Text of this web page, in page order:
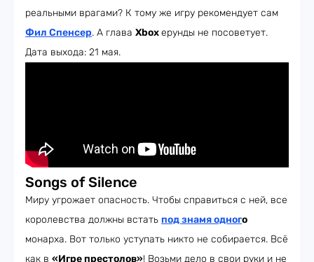
реальными врагами? К тому же игру рекомендует сам
Фил Спенсер. А глава Xboxерунды не посоветует.
Дата выхода: 21 мая.
Songs of Silence
Миру угрожает опасность. Чтобы справиться с ней, все
королевства должны встать под знамя одного
монарха. Вот только уступать никто не собирается. Всё
как в «Игре престолов»! Возьми дело в свои руки и не